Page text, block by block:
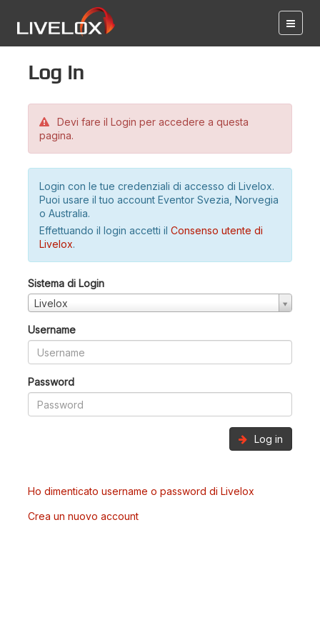
Log in
Devi fare il Login per accedere a questa
pagina.
Login con le tue credenziali di accesso di Livelox.
Puoi usare il tuo account Eventor Svezia, Norvegia
o Australia.
Effettuando il login accetti il Consenso utente di
Livelox.
Sistema di Login
Livelox
Username
Password
Log in
Ho dimenticato username o password di Livelox
Crea un nuovo account